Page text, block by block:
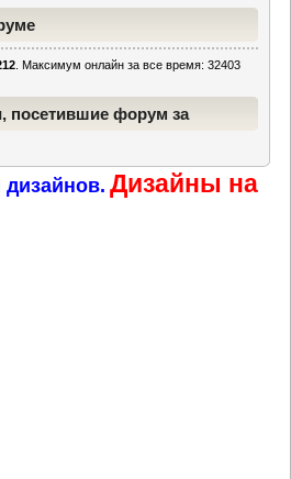
. Максимум онлайн за все время: 32403
посетившие форум за
Дизайны на